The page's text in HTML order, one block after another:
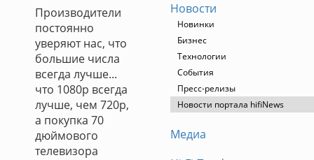
Производители
постоянно
уверяют нас, что
большие числа
всегда лучше...
что 1080p всегда
лучше, чем 720p,
а покупка 70
дюймового
телевизора
Новости
Новинки
Бизнес
Технологии
События
Пресс-релизы
Новости портала hifiNews
Медиа